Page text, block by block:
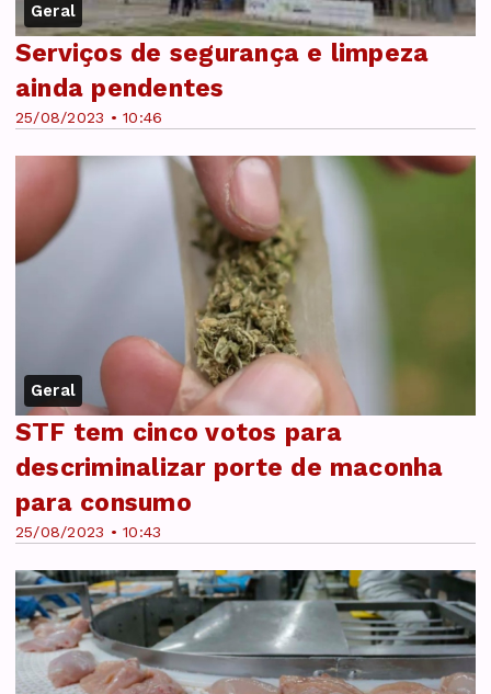
Geral
25/08/2023 • 10:46
Serviços de segurança e limpeza
ainda pendentes
Geral
25/08/2023 • 10:43
STF tem cinco votos para
descriminalizar porte de maconha
para consumo